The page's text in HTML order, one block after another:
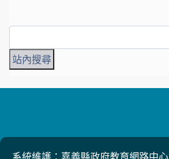
系統維護：嘉義縣政府教育網路中心